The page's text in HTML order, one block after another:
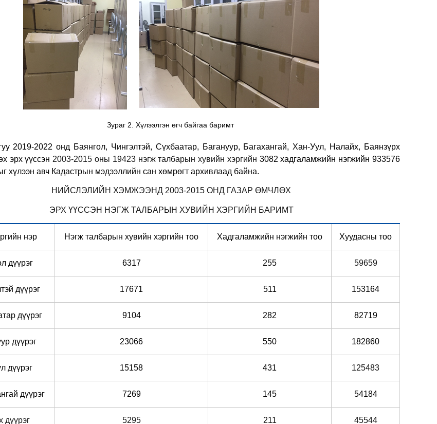
Зураг 2. Хүлээлгэн өгч байгаа баримт
2019-2022 онд Баянгол, Чингэлтэй, Сүхбаатар, Багануур, Багахангай, Хан-Уул, Налайх, Баянзүрх
эрх үүссэн 2003-2015 оны 19423 нэгж талбарын хувийн хэргийн 3082 хадгаламжийн нэгжийн 933576
хүлээн авч Кадастрын мэдээллийн сан хөмрөгт архивлаад байна.
НИЙСЛЭЛИЙН ХЭМЖЭЭНД 2003-2015 ОНД ГАЗАР ӨМЧЛӨХ
ҮҮССЭН НЭГЖ ТАЛБАРЫН ХУВИЙН ХЭРГИЙН БАРИМТ
нэр Нэгж талбарын хувийн хэргийн тоо Хадгаламжийн нэгжийн тоо Хуудасны тоо
дүүрэг 6317 255 59659
дүүрэг 17671 511 153164
дүүрэг 9104 282 82719
дүүрэг 23066 550 182860
дүүрэг 15158 431 125483
дүүрэг 7269 145 54184
дүүрэг 5295 211 45544